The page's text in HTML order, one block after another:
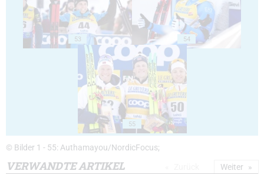
53 54
55
© Bilder 1 - 55: Authamayou/NordicFocus;
VERWANDTE ARTIKEL Weiter